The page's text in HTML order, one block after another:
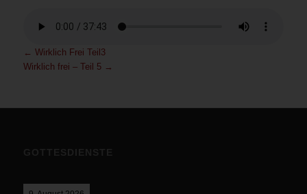
← Wirklich Frei Teil3
Wirklich frei – Teil 5 →